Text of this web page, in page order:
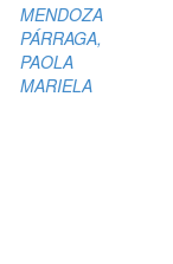
MENDOZA
PÁRRAGA,
PAOLA
MARIELA